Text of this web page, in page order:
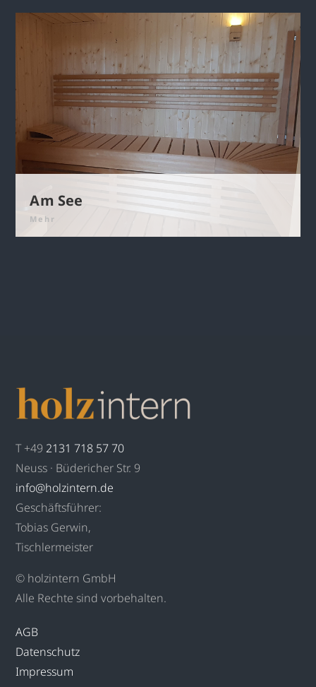
Am See
Mehr
T +492131 718 57 70
Neuss · Büdericher Str. 9
info@holzintern.de
Geschäftsführer:
Tobias Gerwin,
Tischlermeister
© holzintern GmbH
Alle Rechte sind vorbehalten.
AGB
Datenschutz
Impressum